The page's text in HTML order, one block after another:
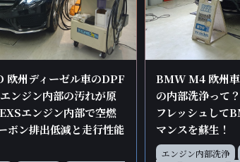
欧州ディーゼル車のDPF
ンジン内部の汚れが原
エンジン内部で空燃
ボン排出低減と走行性能
BMW M4 欧州
の内部洗浄って
フレッシュして
マンスを蘇生！
エンジン内部洗浄